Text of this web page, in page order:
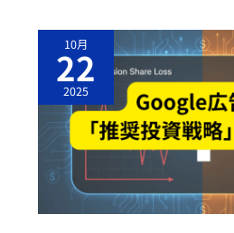
10月
22
2025
G
O
O
G
L
E
広
告
の
「推
奨
投
資
略」